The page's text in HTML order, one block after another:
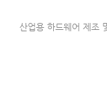
산업용 하드웨어 제조